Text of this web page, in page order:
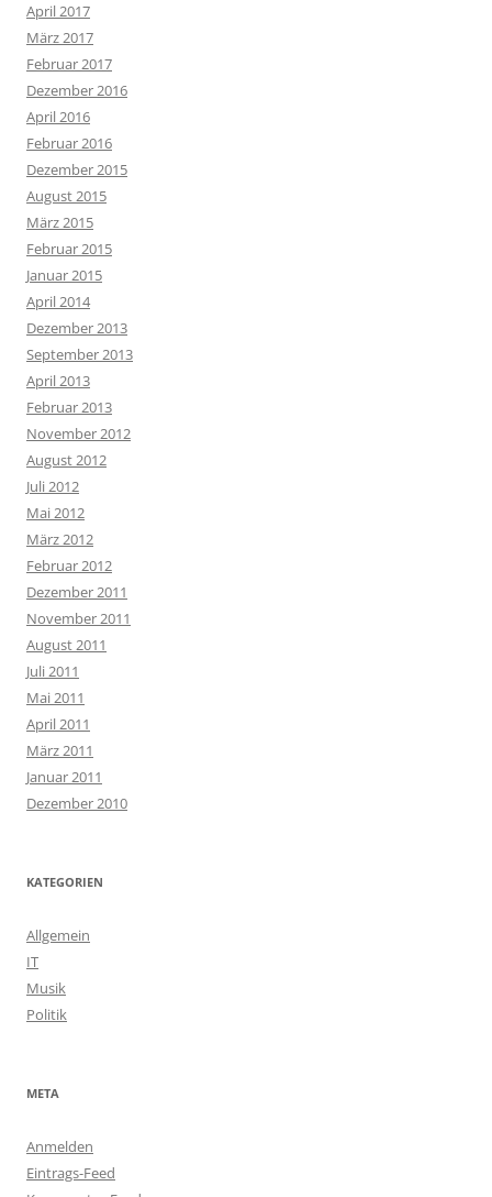
April 2017
März 2017
Februar 2017
Dezember 2016
April 2016
Februar 2016
Dezember 2015
August 2015
März 2015
Februar 2015
Januar 2015
April 2014
Dezember 2013
September 2013
April 2013
Februar 2013
November 2012
August 2012
Juli 2012
Mai 2012
März 2012
Februar 2012
Dezember 2011
November 2011
August 2011
Juli 2011
Mai 2011
April 2011
März 2011
Januar 2011
Dezember 2010
KATEGORIEN
Allgemein
IT
Musik
Politik
META
Anmelden
Eintrags-Feed